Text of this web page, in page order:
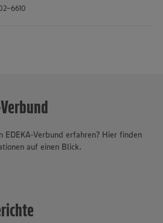
6610
EDEKA-Verbund erfahren? Hier finden
auf einen Blick.